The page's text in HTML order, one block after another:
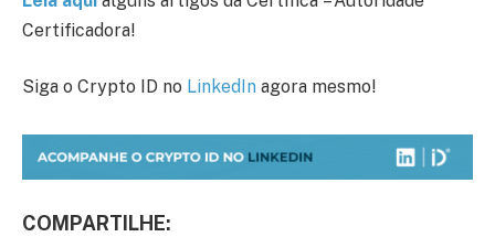
Certificadora!
Siga o Crypto ID no LinkedIn agora mesmo!
COMPARTILHE: